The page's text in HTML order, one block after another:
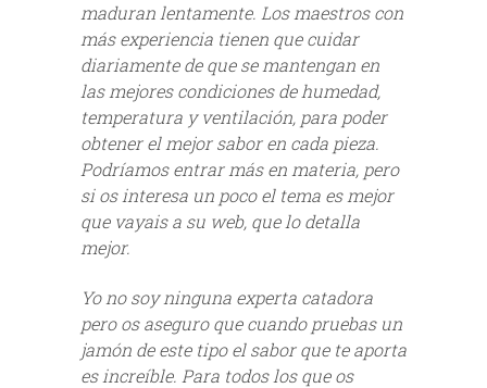
maduran lentamente. Los maestros con
más experiencia tienen que cuidar
diariamente de que se mantengan en
las mejores condiciones de humedad,
temperatura y ventilación, para poder
obtener el mejor sabor en cada pieza.
Podríamos entrar más en materia, pero
si os interesa un poco el tema es mejor
que vayais a su web, que lo detalla
mejor.
Yo no soy ninguna experta catadora
pero os aseguro que cuando pruebas un
jamón de este tipo el sabor que te aporta
es increíble. Para todos los que os